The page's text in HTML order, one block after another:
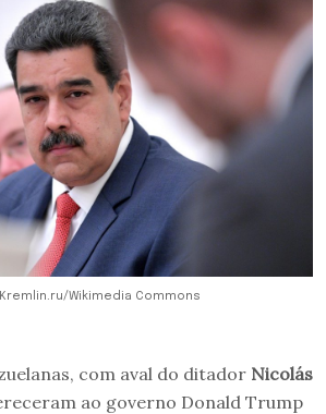
Wikimedia Commons
com aval do ditador Nicolás
ao governo Donald Trump